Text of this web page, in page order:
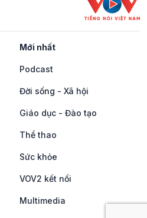
Mới nhất
Podcast
Đời sống - Xã hội
Giáo dục - Đào tạo
Thể thao
Sức khỏe
VOV2 kết nối
Multimedia